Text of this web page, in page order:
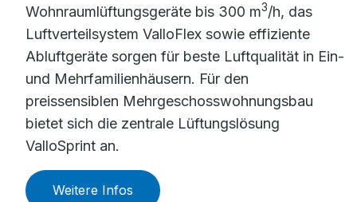
Wohnraumlüftungsgeräte bis 300 m3/h, das
Luftverteilsystem ValloFlex sowie effiziente
Abluftgeräte sorgen für beste Luftqualität in Ein-
und Mehrfamilienhäusern. Für den
preissensiblen Mehrgeschosswohnungsbau
bietet sich die zentrale Lüftungslösung
ValloSprint an.
Weitere Infos